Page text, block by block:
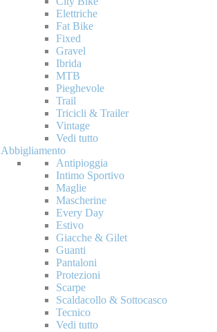
Elettriche
Fat Bike
Fixed
Gravel
Ibrida
MTB
Pieghevole
Trail
Tricicli & Trailer
Vintage
Vedi tutto
Abbigliamento
Antipioggia
Intimo Sportivo
Maglie
Mascherine
Every Day
Estivo
Giacche & Gilet
Guanti
Pantaloni
Protezioni
Scarpe
Scaldacollo & Sottocasco
Tecnico
Vedi tutto